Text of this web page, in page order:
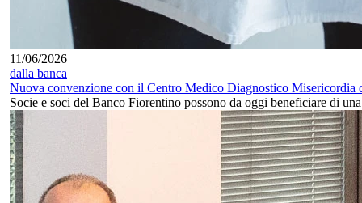
11/06/2026
dalla banca
Nuova convenzione con il Centro Medico Diagnostico Misericordia
Socie e soci del Banco Fiorentino possono da oggi beneficiare di